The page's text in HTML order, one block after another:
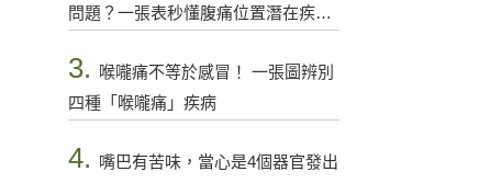
問題？一張表秒懂腹痛位置潛在疾病
3.
喉嚨痛不等於感冒！ 一張圖辨別
四種「喉嚨痛」疾病
4. 嘴巴有苦味，當心是4個器官發出